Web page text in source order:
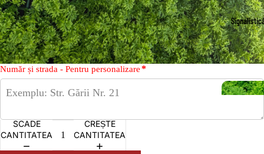
Număr și strada - Pentru personalizare*
SCADE
CANTITATEA
CREȘTE
CANTITATEA